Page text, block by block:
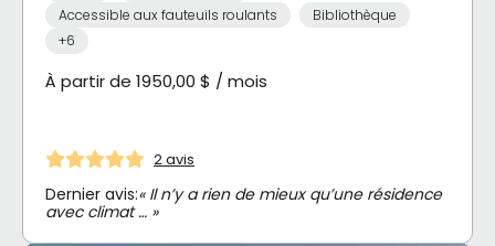
Accessible aux fauteuils roulants
Bibliothèque
+6
À partir de 1950,00 $ / mois
2 avis
Dernier avis:« Il n’y a rien de mieux qu’une résidence
avec climat … »